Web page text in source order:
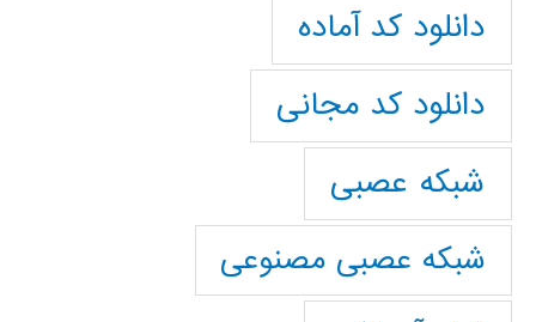
دانلود کد آماده
دانلود کد مجانی
شبکه عصبی
شبکه عصبی مصنوعی